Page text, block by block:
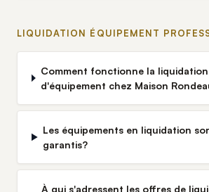
LIQUIDATION ÉQUIPEMENT
Comment fonctionne la liquidation
d'équipement chez Maison
Les équipements en liquidation
garantis?
À qui s'adressent les offres de